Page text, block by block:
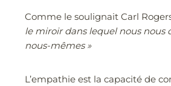
Comme le soulignait Carl
le miroir dans lequel nous nous
nous-mêmes »
L’empathie est la capacité de